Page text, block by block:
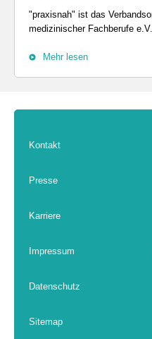
"praxisnah" ist das
medizinischer Fachberufe
Mehr lesen
Kontakt
Presse
Karriere
Impressum
Datenschutz
Sitemap